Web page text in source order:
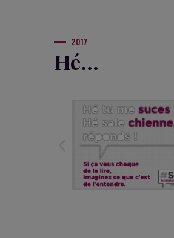
2017
Hé...